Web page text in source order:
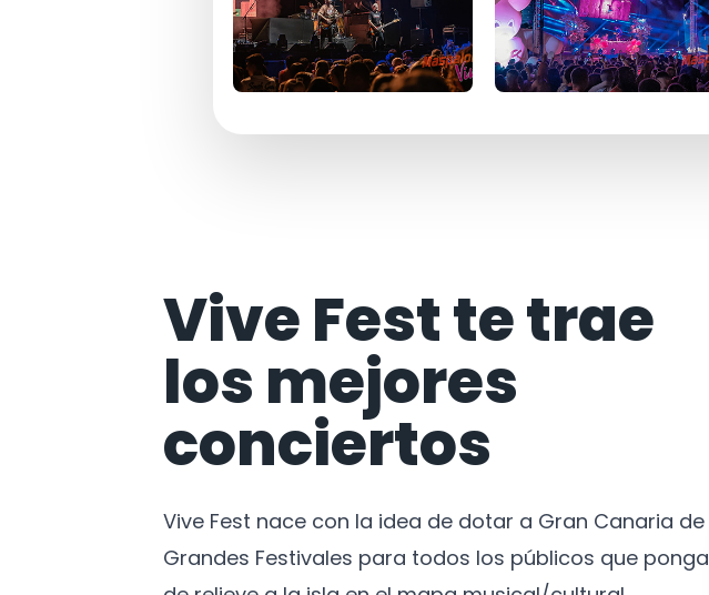
Vive Fest te trae
los mejores
conciertos
Vive Fest nace con la idea de dotar a Gran Canaria de
Grandes Festivales para todos los públicos que ponga